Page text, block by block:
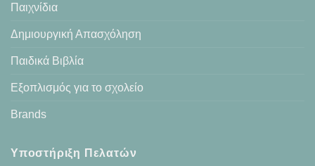
Παιχνίδια
Δημιουργική Απασχόληση
Παιδικά Βιβλία
Εξοπλισμός για το σχολείο
Brands
Υποστήριξη Πελατών